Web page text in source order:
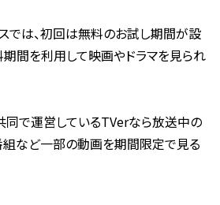
では、初回は無料のお試し期間が設
期間を利用して映画やドラマを見られ
同で運営しているTVerなら放送中の
など一部の動画を期間限定で見る